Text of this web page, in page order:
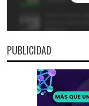
PUBLICIDAD